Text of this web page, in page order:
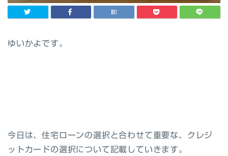
ゆいかよです。
今日は、住宅ローンの選択と合わせて重要な、クレジ
ットカードの選択について記載していきます。